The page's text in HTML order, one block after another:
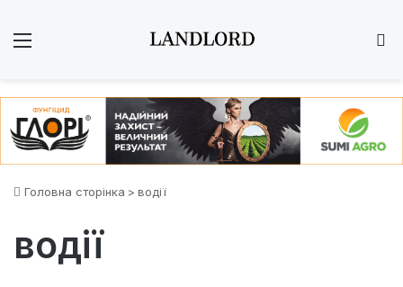
Головна сторінка > водії
водії